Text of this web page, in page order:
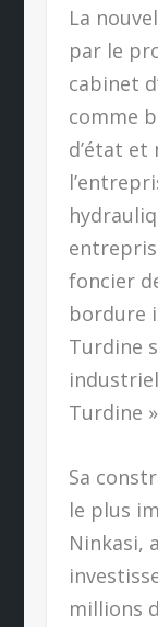
La
par le
cabinet
comme
d’état et
foncier
bordure
Turdine
Turdine
Sa
le plus
Ninkasi,
millions